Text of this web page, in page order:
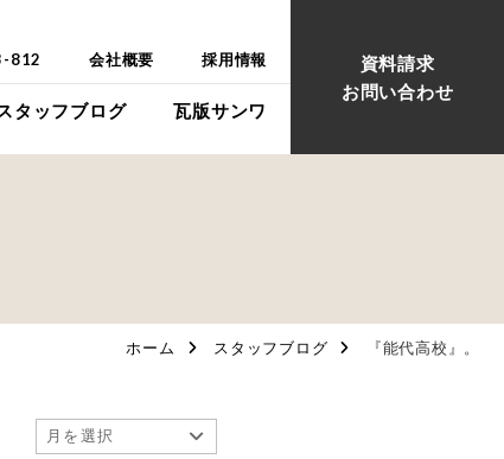
タッフブログ 瓦版サンワ
会社概要 採用情報
812
資料請求
お問い合わせ
ホーム スタッフブログ 『能代高校』。